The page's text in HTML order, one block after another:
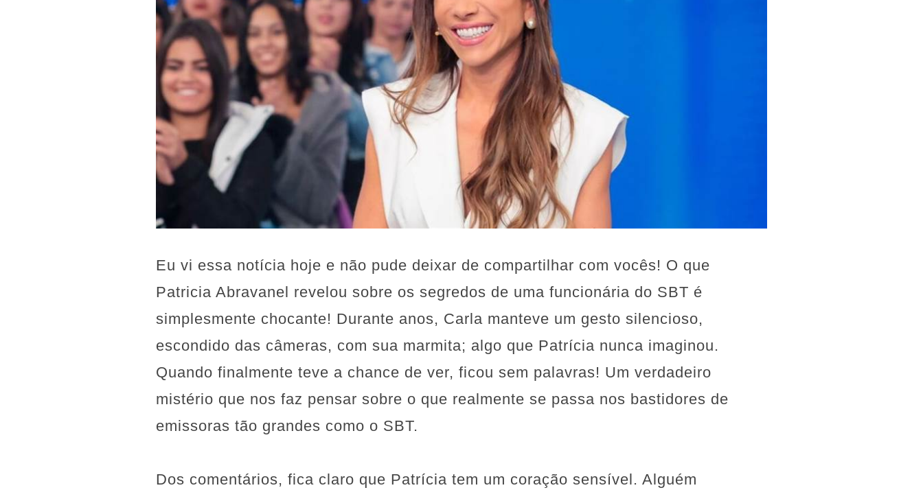
Eu vi essa notícia hoje e não pude deixar de compartilhar com vocês! O que
Patricia Abravanel revelou sobre os segredos de uma funcionária do SBT é
simplesmente chocante! Durante anos, Carla manteve um gesto silencioso,
escondido das câmeras, com sua marmita; algo que Patrícia nunca imaginou.
Quando finalmente teve a chance de ver, ficou sem palavras! Um verdadeiro
mistério que nos faz pensar sobre o que realmente se passa nos bastidores de
emissoras tão grandes como o SBT.
Dos comentários, fica claro que Patrícia tem um coração sensível. Alguém